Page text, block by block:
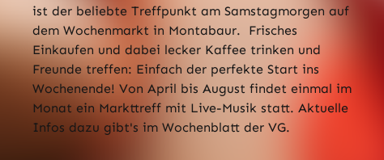
ist der beliebte Treffpunkt am Samstagmorgen auf
dem Wochenmarkt in Montabaur. Frisches
Einkaufen und dabei lecker Kaffee trinken und
Freunde treffen: Einfach der perfekte Start ins
Wochenende! Von April bis August findet einmal im
Monat ein Markttreff mit Live-Musik statt. Aktuelle
Infos dazu gibt's im Wochenblatt der VG.